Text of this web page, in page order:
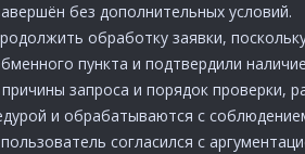
без дополнительных условий.
обработку заявки,
пункта и подтвердили
запроса и порядок проверки,
и обрабатываются с
согласился с